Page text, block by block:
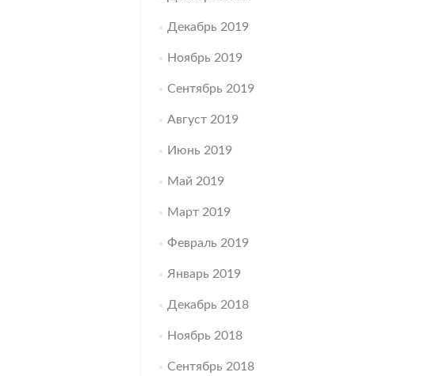
Декабрь 2019
Ноябрь 2019
Сентябрь 2019
Август 2019
Июнь 2019
Май 2019
Март 2019
Февраль 2019
Январь 2019
Декабрь 2018
Ноябрь 2018
Сентябрь 2018